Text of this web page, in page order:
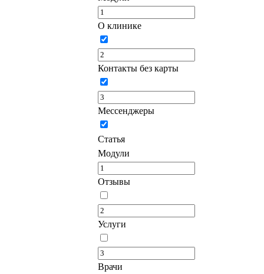
О клинике
Контакты без карты
Мессенджеры
Статья
Модули
Отзывы
Услуги
Врачи